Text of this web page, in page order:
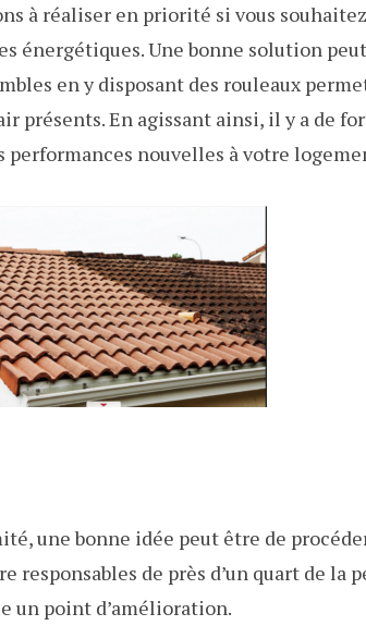
à réaliser en priorité si vous
énergétiques. Une bonne solution
en y disposant des rouleaux
présents. En agissant ainsi, il y a de
performances nouvelles à votre
une bonne idée peut être de
responsables de près d’un quart de la
un point d’amélioration.